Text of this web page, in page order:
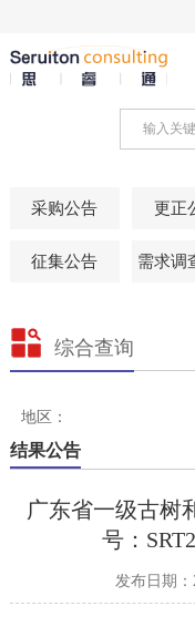
采购公告 更正
征集公告 需求调
综合查询
地区：
结果公告
广东省一级古树
号：
发布日期：